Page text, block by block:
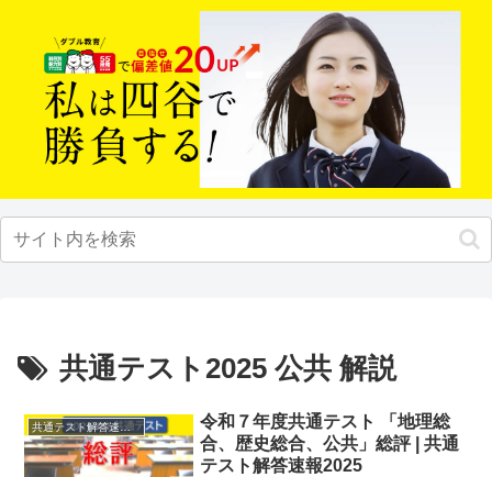
共通テスト2025 公共 解説
共通テスト解答速報2025
令和７年度共通テスト 「地理総
合、歴史総合、公共」総評 | 共通
テスト解答速報2025